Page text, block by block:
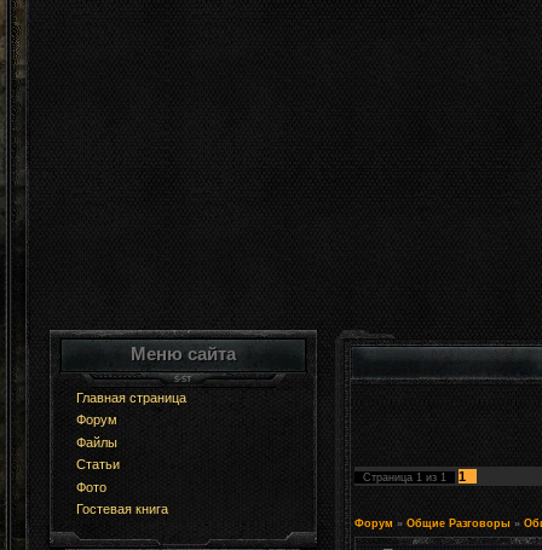
Меню сайта
Главная страница
Форум
Файлы
Статьи
Фото
Гостевая книга
Страница 1 из 1 1
Форум » Общие Разговоры »